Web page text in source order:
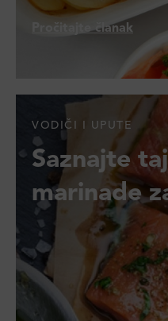
Pročitajte članak
VODIČI I UPUTE
Saznajte
marinade